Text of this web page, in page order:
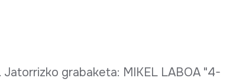
grabaketa: MIKEL LABOA "4-